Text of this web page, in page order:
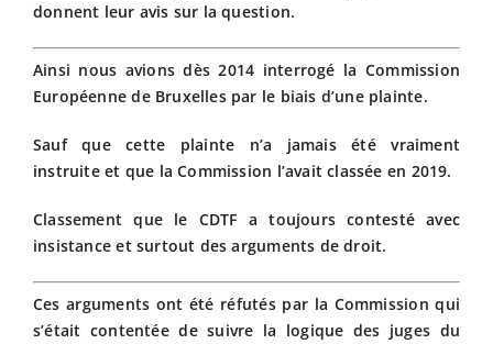
donnent leur avis sur la question.
Ainsi nous avions dès 2014 interrogé la Commission
Européenne de Bruxelles par le biais d’une plainte.
Sauf que cette plainte n’a jamais été vraiment
instruite et que la Commission l’avait classée en 2019.
Classement que le CDTF a toujours contesté avec
insistance et surtout des arguments de droit.
Ces arguments ont été réfutés par la Commission qui
s’était contentée de suivre la logique des juges du